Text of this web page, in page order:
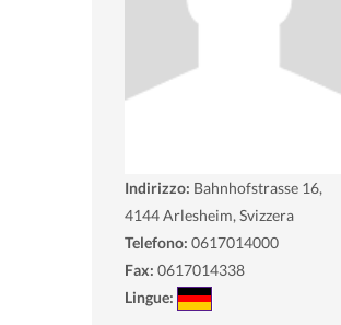
Indirizzo: Bahnhofstrasse 16,
4144Arlesheim, Svizzera
Telefono: 0617014000
Fax: 0617014338
Lingue: